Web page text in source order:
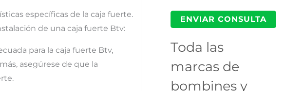
específicas de la caja fuerte.
de una caja fuerte Btv:
para la caja fuerte Btv,
asegúrese de que la
Toda las
marcas de
bombines y